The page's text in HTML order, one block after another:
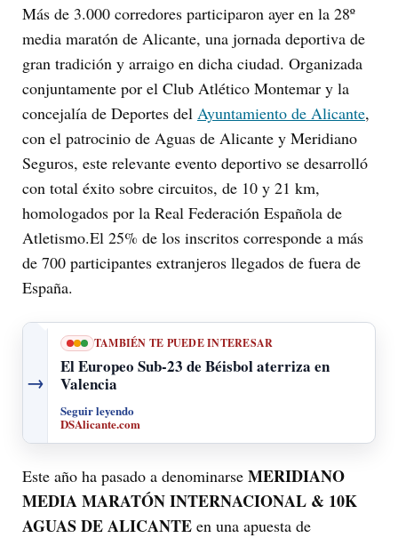
Más de 3.000 corredores participaron ayer en la 28º
media maratón de Alicante, una jornada deportiva de
gran tradición y arraigo en dicha ciudad. Organizada
conjuntamente por el Club Atlético Montemar y la
concejalía de Deportes del Ayuntamiento de Alicante,
con el patrocinio de Aguas de Alicante y Meridiano
Seguros, este relevante evento deportivo se desarrolló
con total éxito sobre circuitos, de 10 y 21 km,
homologados por la Real Federación Española de
Atletismo.El 25% de los inscritos corresponde a más
de 700 participantes extranjeros llegados de fuera de
España.
→
TAMBIÉN TE PUEDE INTERESAR
El Europeo Sub-23 de Béisbol aterriza en
Valencia
Seguir leyendo
DSAlicante.com
Este año ha pasado a denominarse MERIDIANO
MEDIA MARATÓN INTERNACIONAL & 10K
AGUAS DE ALICANTE en una apuesta de